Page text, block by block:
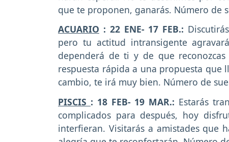
que te proponen, ganarás. Número de
ACUARIO : 22 ENE- 17 FEB.:
pero tu actitud intransigente
dependerá de ti y de que
respuesta rápida a una propuesta que
cambio, te irá muy bien. Número de
PISCIS : 18 FEB- 19 MAR.: Estarás
complicados para después, hoy
interfieran. Visitarás a amistades que